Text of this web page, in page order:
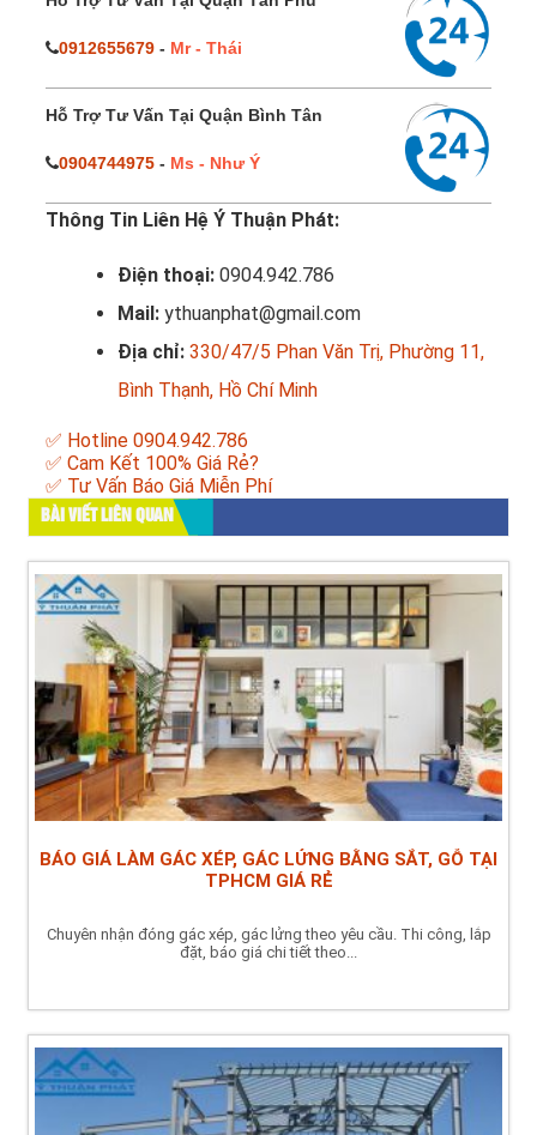
0912655679 - Mr - Thái
Hỗ Trợ Tư Vấn Tại Quận Bình Tân
0904744975 - Ms - Như Ý
Thông Tin Liên Hệ Ý Thuận Phát:
Điện thoại: 0904.942.786
Mail: ythuanphat@gmail.com
Địa chỉ: 330/47/5 Phan Văn Trị, Phường 11,
Bình Thạnh, Hồ Chí Minh
✅ Hotline 0904.942.786
✅ Cam Kết 100% Giá Rẻ?
✅ Tư Vấn Báo Giá Miễn Phí
BÀI VIẾT LIÊN QUAN
BÁO GIÁ LÀM GÁC XÉP, GÁC LỬNG BẰNG SẮT, GỖ TẠI
TPHCM GIÁ RẺ
Chuyên nhận đóng gác xép, gác lửng theo yêu cầu. Thi công, lắp
đặt, báo giá chi tiết theo...